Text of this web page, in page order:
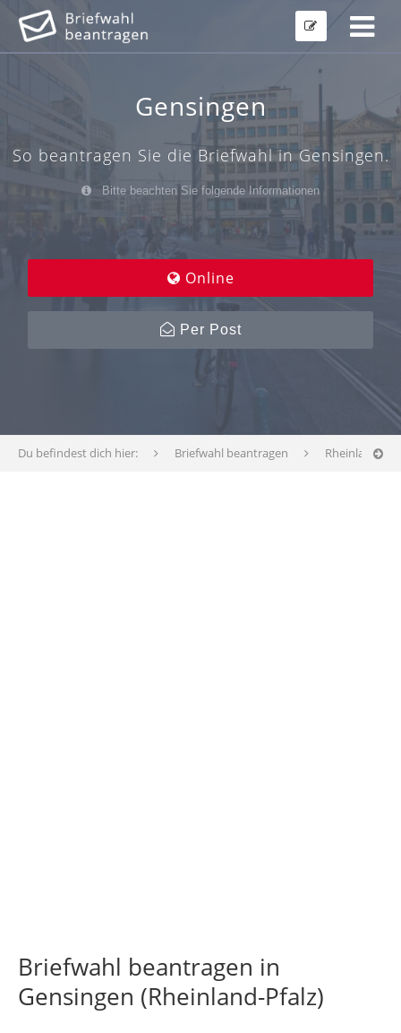
Gensingen
So beantragen Sie die Briefwahl in Gensingen.
Bitte beachten Sie folgende Informationen
Online
Per Post
Du befindest dich hier: Briefwahl beantragen Rheinland-
Briefwahl beantragen in
Gensingen (Rheinland-Pfalz)